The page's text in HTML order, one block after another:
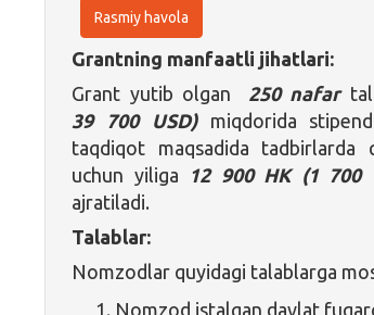
Rasmiy havola
Grantning manfaatli jihatlari:
Grant yutib olgan
250 nafar
39 700 USD)miqdorida
taqdiqot maqsadida tadbirlarda
uchun yiliga
12 900 HK (1 700
ajratiladi.
Talablar:
Nomzodlar quyidagi talablarga
Nomzod istalgan davlat